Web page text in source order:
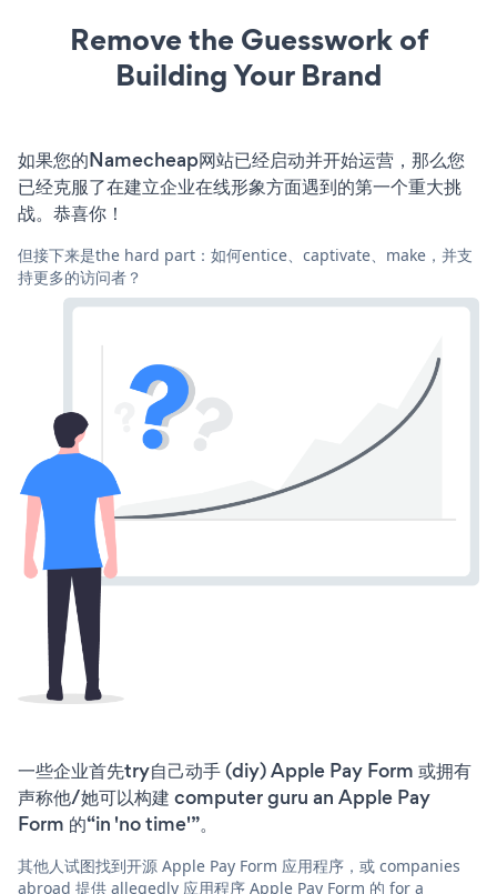
Remove the Guesswork of
Building Your Brand
如果您的Namecheap网站已经启动并开始运营，那么您
已经克服了在建立企业在线形象方面遇到的第一个重大挑
战。恭喜你！
但接下来是the hard part：如何entice、captivate、make，并支
持更多的访问者？
一些企业首先try自己动手 (diy) Apple Pay Form 或拥有
声称他/她可以构建 computer guru an Apple Pay
Form 的“in 'no time'”。
其他人试图找到开源 Apple Pay Form 应用程序，或 companies
abroad 提供 allegedly 应用程序 Apple Pay Form 的 for a